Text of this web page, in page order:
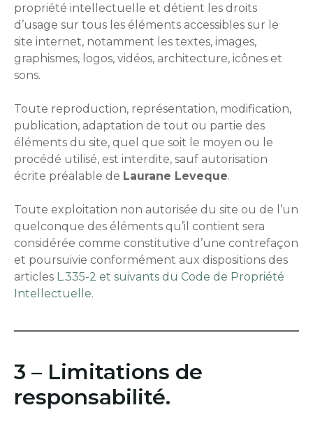
propriété intellectuelle et détient les droits
d’usage sur tous les éléments accessibles sur le
site internet, notamment les textes, images,
graphismes, logos, vidéos, architecture, icônes et
sons.
Toute reproduction, représentation, modification,
publication, adaptation de tout ou partie des
éléments du site, quel que soit le moyen ou le
procédé utilisé, est interdite, sauf autorisation
écrite préalable de Laurane Leveque.
Toute exploitation non autorisée du site ou de l’un
quelconque des éléments qu’il contient sera
considérée comme constitutive d’une contrefaçon
et poursuivie conformément aux dispositions des
articles L.335-2 et suivants du Code de Propriété
Intellectuelle.
3 – Limitations de
responsabilité.